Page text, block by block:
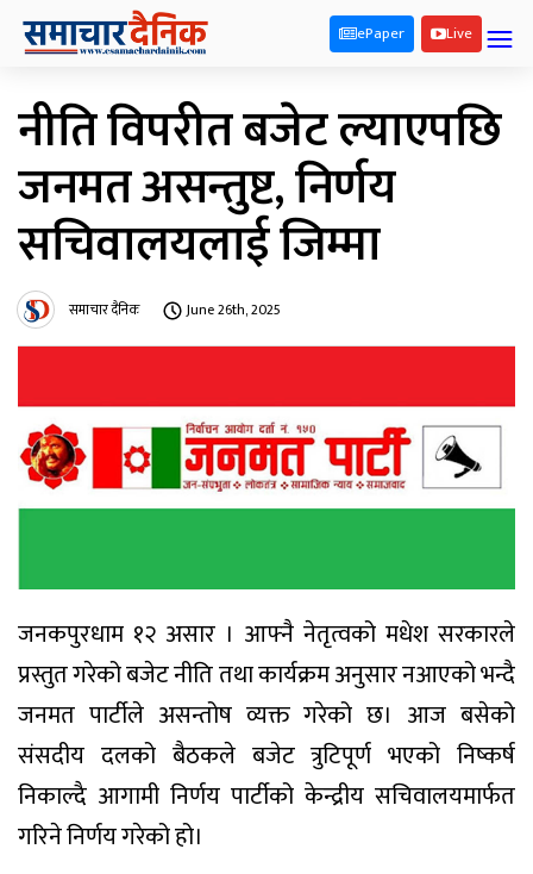
ePaper Live
नीति विपरीत बजेट ल्याएपछि
जनमत असन्तुष्ट, निर्णय
सचिवालयलाई जिम्मा
समाचार दैनिक June 26th, 2025
जनकपुरधाम १२ असार । आफ्नै नेतृत्वको मधेश सरकारले
प्रस्तुत गरेको बजेट नीति तथा कार्यक्रम अनुसार नआएको भन्दै
जनमत पार्टीले असन्तोष व्यक्त गरेको छ। आज बसेको
संसदीय दलको बैठकले बजेट त्रुटिपूर्ण भएको निष्कर्ष
निकाल्दै आगामी निर्णय पार्टीको केन्द्रीय सचिवालयमार्फत
गरिने निर्णय गरेको हो।